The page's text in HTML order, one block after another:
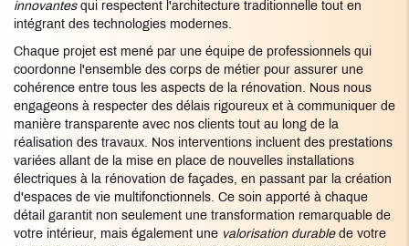
innovantesqui respectent l'architecture traditionnelle tout en
intégrant des technologies modernes.
Chaque projet est mené par une équipe de professionnels qui
coordonne l'ensemble des corps de métier pour assurer une
cohérence entre tous les aspects de la rénovation. Nous nous
engageons à respecter des délais rigoureux et à communiquer de
manière transparente avec nos clients tout au long de la
réalisation des travaux. Nos interventions incluent des prestations
variées allant de la mise en place de nouvelles installations
électriques à la rénovation de façades, en passant par la création
d'espaces de vie multifonctionnels. Ce soin apporté à chaque
détail garantit non seulement une transformation remarquable de
votre intérieur, mais également une valorisation durablede votre